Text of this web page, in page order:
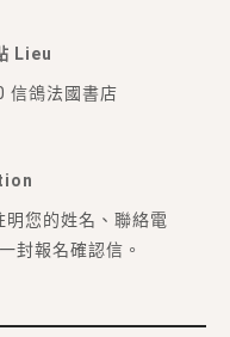
Lieu
信鴿法國書店
您的姓名、聯絡電
封報名確認信。